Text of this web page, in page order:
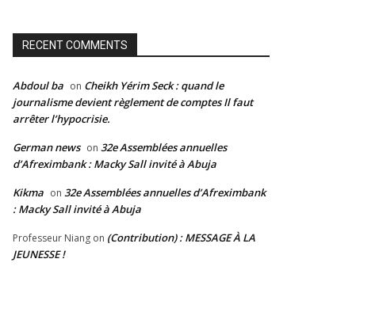
RECENT COMMENTS
Abdoul ba on Cheikh Yérim Seck : quand le
journalisme devient règlement de comptes Il faut
arrêter l’hypocrisie.
German news on 32e Assemblées annuelles
d’Afreximbank : Macky Sall invité à Abuja
Kikma on 32e Assemblées annuelles d’Afreximbank
: Macky Sall invité à Abuja
Professeur Niang on (Contribution) : MESSAGE À LA
JEUNESSE !